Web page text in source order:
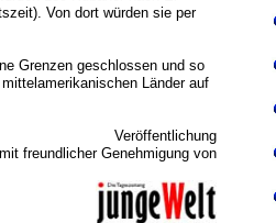
Von dort würden sie per
Grenzen geschlossen und so
Länder auf
Veröffentlichung
mit freundlicher Genehmigung von